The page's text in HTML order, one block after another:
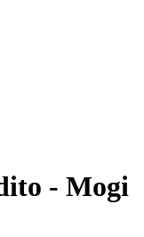
- Mogi